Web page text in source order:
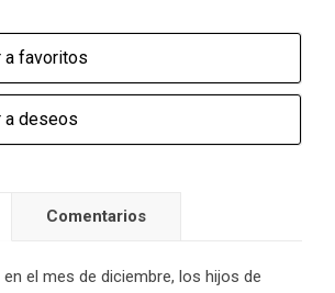
a favoritos
a deseos
Comentarios
el mes de diciembre, los hijos de